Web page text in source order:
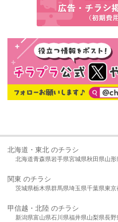
北海道・東北 のチラシ
北海道青森県岩手県宮城県秋田県山形
関東 のチラシ
茨城県栃木県群馬県埼玉県千葉県東京
甲信越・北陸 のチラシ
新潟県富山県石川県福井県山梨県長野